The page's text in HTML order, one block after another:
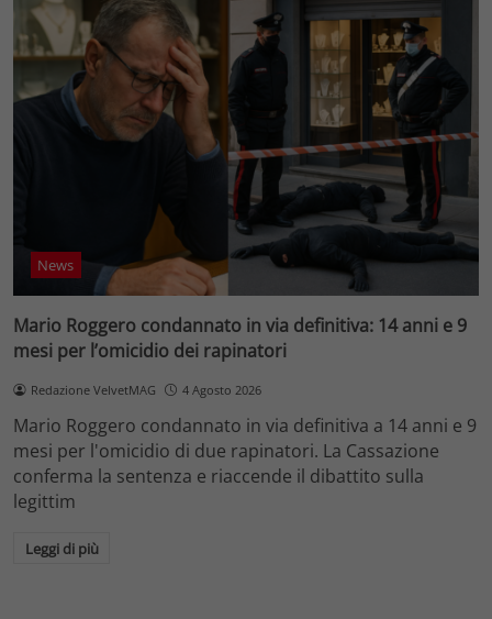
News
Mario Roggero condannato in via definitiva: 14 anni e 9
mesi per l’omicidio dei rapinatori
Redazione VelvetMAG 4 Agosto 2026
Mario Roggero condannato in via definitiva a 14 anni e 9
mesi per l'omicidio di due rapinatori. La Cassazione
conferma la sentenza e riaccende il dibattito sulla
legittim
Leggi di più